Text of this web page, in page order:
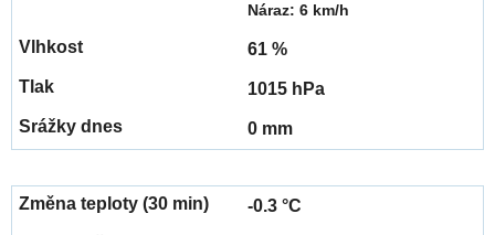
Náraz: 6 km/h
61 %
1015 hPa
0 mm
-0.3 °C